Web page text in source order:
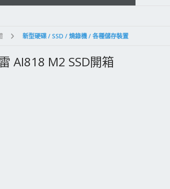
新型硬碟 / SSD / 燒錄機 / 各種儲存裝置
AI818 M2 SSD開箱